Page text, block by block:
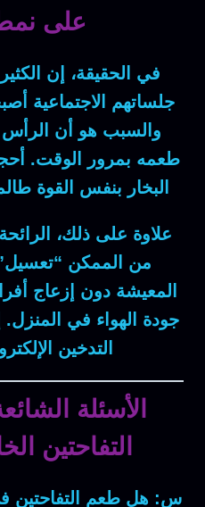
على
في الحقيقة، إن
جلساتهم الاجتماعية
والسبب هو أن الرأس
طعمه بمرور الوقت.
البخار بنفس القوة
علاوة على ذلك،
من الممكن
المعيشة دون إزعاج
جودة الهواء في المنزل.
التدخين
الأسئلة
التفاحتين
س: هل طعم التفاحتين